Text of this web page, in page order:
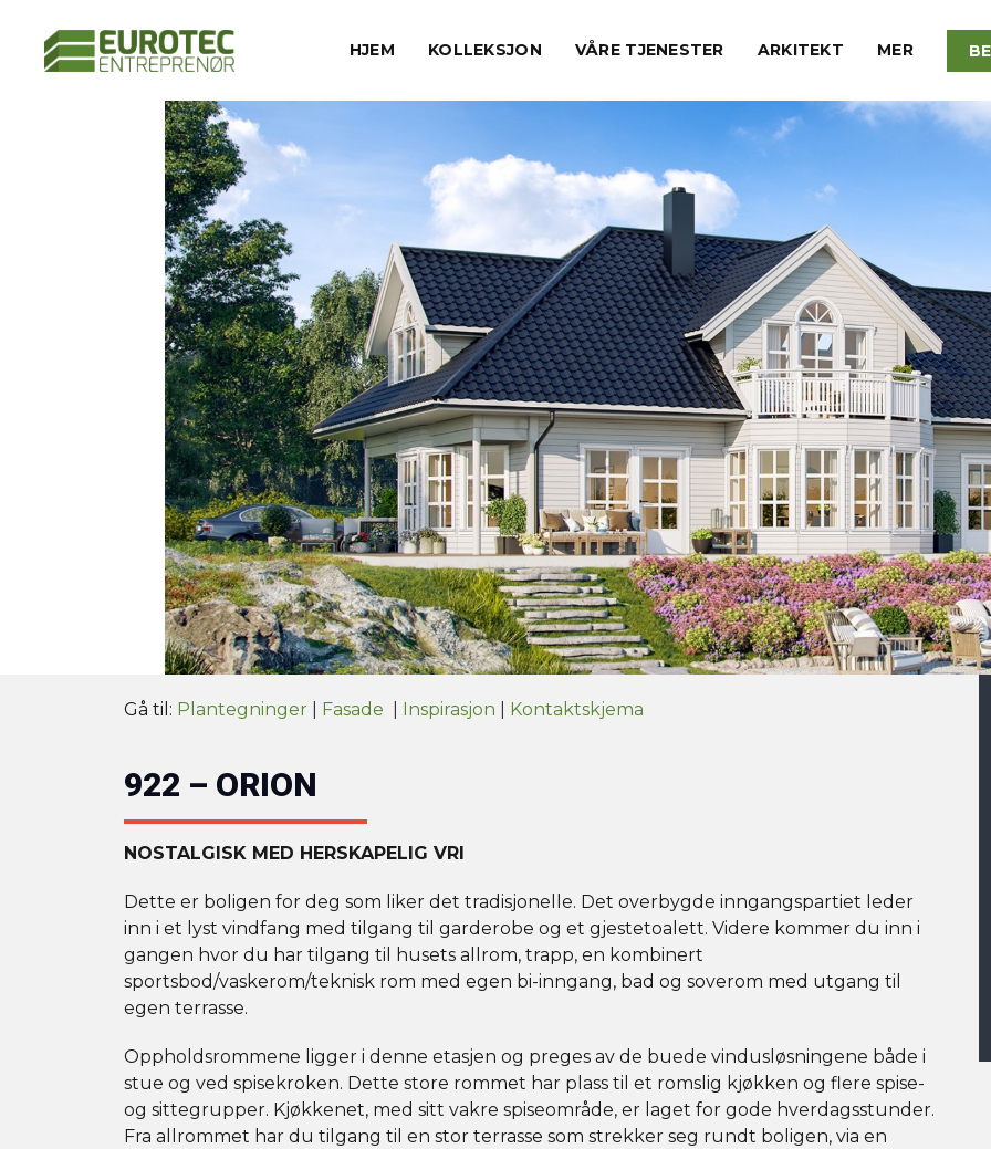
HJEM KOLLEKSJON VÅRE TJENESTER ARKITEKT MER
Gå til: Plantegninger Fasade Inspirasjon Kontaktskjema
922 – ORION
NOSTALGISK MED HERSKAPELIG VRI
Dette er boligen for deg som liker det tradisjonelle. Det overbygde inngangspartiet leder
inn i et lyst vindfang med tilgang til garderobe og et gjestetoalett. Videre kommer du inn i
gangen hvor du har tilgang til husets allrom, trapp, en kombinert
sportsbod/vaskerom/teknisk rom med egen bi-inngang, bad og soverom med utgang til
egen terrasse.
Oppholdsrommene ligger i denne etasjen og preges av de buede vindusløsningene både i
stue og ved spisekroken. Dette store rommet har plass til et romslig kjøkken og flere spise-
og sittegrupper. Kjøkkenet, med sitt vakre spiseområde, er laget for gode hverdagsstunder.
Fra allrommet har du tilgang til en stor terrasse som strekker seg rundt boligen, via en